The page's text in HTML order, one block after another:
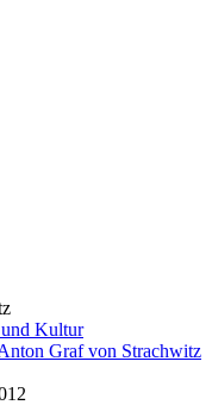
Kultur
Graf von Strachwitz